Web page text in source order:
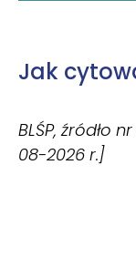
Jak
BLŚP, źródło
08-2026 r.]